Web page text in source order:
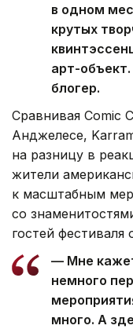
в одном
крутых
арт-
блогер.
Сравнивая Comic
Анджелесе,
на разницу в
жители
к масштабным
со
гостей фестиваля
— Мне
немного
много. А